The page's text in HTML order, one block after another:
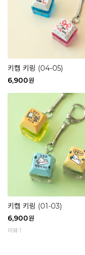
키캡 키링 (04-05)
6,900원
키캡 키링 (01-03)
6,900원
리뷰 1